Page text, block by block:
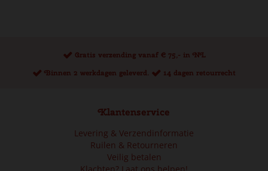
Gratis verzending vanaf € 75,- in NL
Binnen 2 werkdagen geleverd.
14 dagen retourrecht
Klantenservice
Levering & Verzendinformatie
Ruilen & Retourneren
Veilig betalen